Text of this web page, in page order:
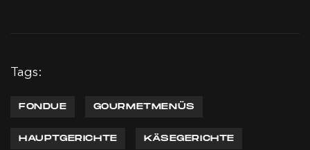
Tags:
FONDUE GOURMETMENÜS
HAUPTGERICHTE KÄSEGERICHTE